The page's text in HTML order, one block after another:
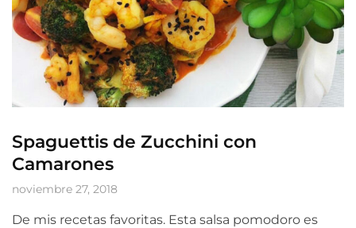
Spaguettis de Zucchini con
Camarones
noviembre 27, 2018
De mis recetas favoritas. Esta salsa pomodoro es